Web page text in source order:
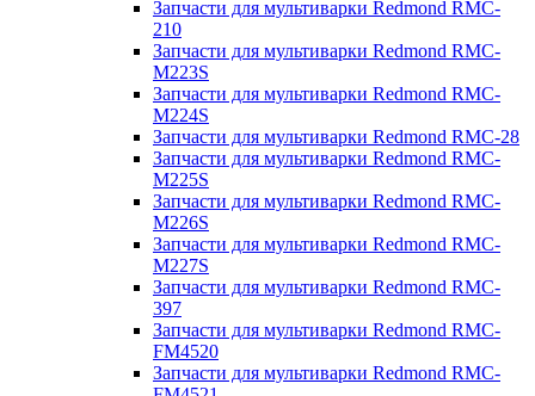
Запчасти для мультиварки Redmond RMC-
210
Запчасти для мультиварки Redmond RMC-
M223S
Запчасти для мультиварки Redmond RMC-
M224S
Запчасти для мультиварки Redmond RMC-28
Запчасти для мультиварки Redmond RMC-
M225S
Запчасти для мультиварки Redmond RMC-
M226S
Запчасти для мультиварки Redmond RMC-
M227S
Запчасти для мультиварки Redmond RMC-
397
Запчасти для мультиварки Redmond RMC-
FM4520
Запчасти для мультиварки Redmond RMC-